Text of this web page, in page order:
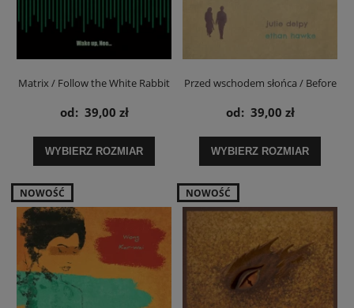
Matrix / Follow the White Rabbit
- plakat
od: 39,00 zł
WYBIERZ ROZMIAR
Przed wschodem słońca / Before
Sunrise - plakat filmowy
od: 39,00 zł
WYBIERZ ROZMIAR
NOWOŚĆ NOWOŚĆ